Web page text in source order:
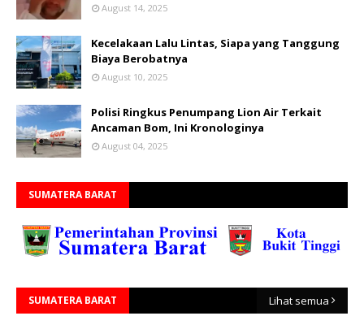
August 14, 2025
Kecelakaan Lalu Lintas, Siapa yang Tanggung
Biaya Berobatnya
August 10, 2025
Polisi Ringkus Penumpang Lion Air Terkait
Ancaman Bom, Ini Kronologinya
August 04, 2025
SUMATERA BARAT
SUMATERA BARAT Lihat semua